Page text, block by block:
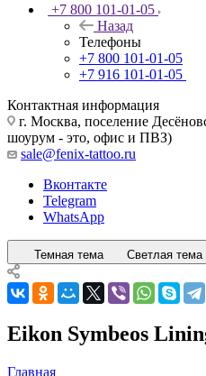
+7 800 101-01-05
Назад
Телефоны
+7 800 101-01-05
+7 916 101-01-05
Контактная информация
г. Москва, поселение
шоурум - это, офис и ПВЗ)
sale@fenix-tattoo.ru
Вконтакте
Telegram
WhatsApp
Темная тема Светлая тема
Eikon Symbeos
Главная